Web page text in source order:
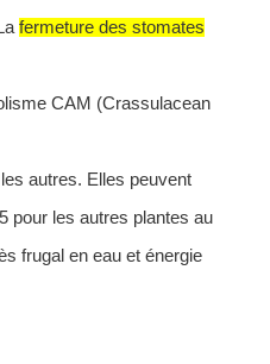
fermeture des stomates
CAM (Crassulacean
autres. Elles peuvent
pour les autres plantes au
frugal en eau et énergie